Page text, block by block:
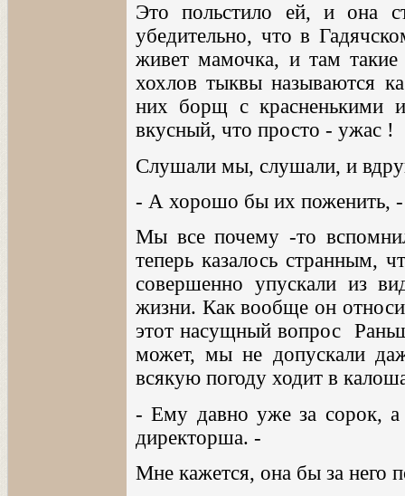
Это польстило ей, и она
убедительно, что в
живет мамочка, и там
хохлов тыквы называются
них борщ с красненькими
вкусный, что просто - ужас !
Слушали мы, слушали, и
- А хорошо бы их поженить, -
Мы все почему -то
теперь казалось странным,
совершенно упускали из
жизни. Как вообще он
этот насущный вопрос
может, мы не допускали
всякую погоду ходит в
- Ему давно уже за сорок, а
директорша. -
Мне кажется, она бы за него